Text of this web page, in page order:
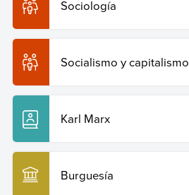
Sociología
Socialismo y capitalismo
Karl Marx
Burguesía